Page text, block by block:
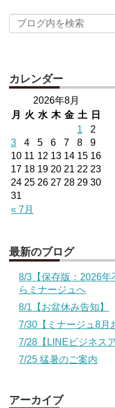
カレンダー
2026年8月
月
火 水 木 金 土 日
« 7月
1
2
3
4 5 6 7 8
9
10 11 12 13 14 15 16
17 18 19 20 21 22 23
24 25 26 27 28 29 30
31
最新のブログ
8/3【保存版：2026年
らミナージュへ
8/1【お盆休み告知】
7/30【ミナージュ8月
7/28【LINEビジネス
7/25 猛暑のご案内
アーカイブ